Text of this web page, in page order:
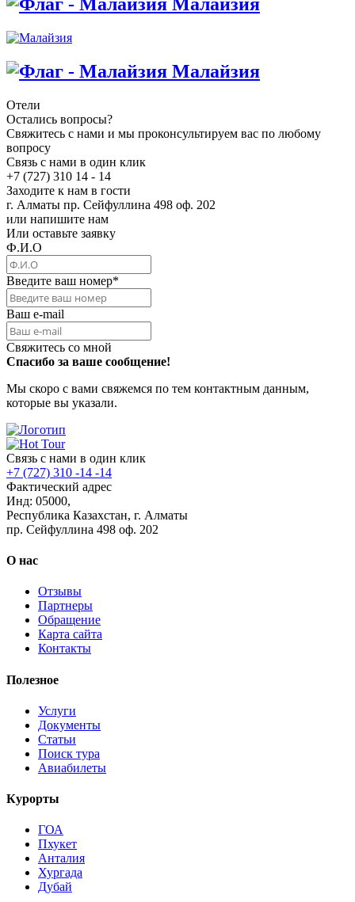
Малайзия
Отели
Остались вопросы?
Свяжитесь с нами и мы проконсультируем вас по любому
вопросу
Связь с нами в один клик
+7 (727) 310 14 - 14
Заходите к нам в гости
г. Алматы пр. Сейфуллина 498 оф. 202
или напишите нам
Или оставьте заявку
Ф.И.О
Введите ваш номер*
Ваш e-mail
Свяжитесь со мной
Спасибо за ваше сообщение!
Мы скоро с вами свяжемся по тем контактным данным,
которые вы указали.
Связь с нами в один клик
+7 (727) 310 -14 -14
Фактический адрес
Инд: 05000,
Республика Казахстан, г. Алматы
пр. Сейфуллина 498 оф. 202
О нас
Отзывы
Партнеры
Обращение
Карта сайта
Контакты
Полезное
Услуги
Документы
Статьи
Поиск тура
Авиабилеты
Курорты
ГОА
Пхукет
Анталия
Хургада
Дубай